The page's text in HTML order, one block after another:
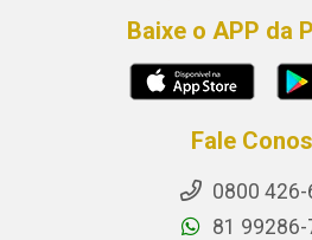
Baixe o APP da
Fale
0800 426-
81 99286-